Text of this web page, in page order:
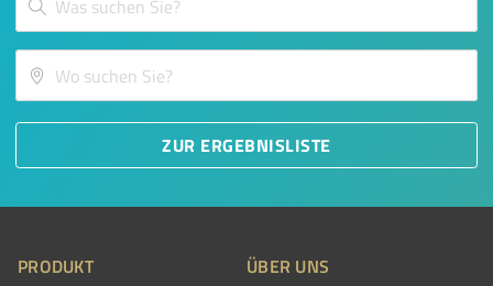
ZUR ERGEBNISLISTE
PRODUKT ÜBER UNS